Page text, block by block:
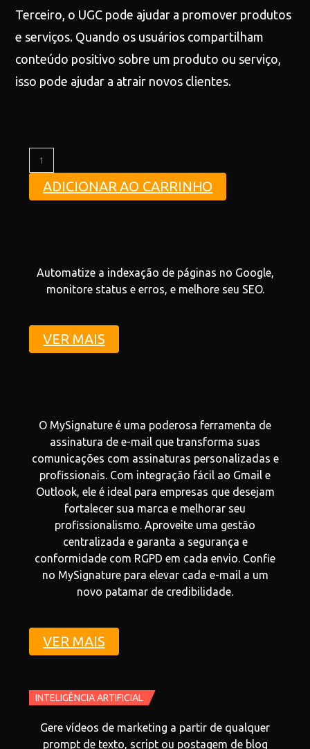
Terceiro, o UGC pode ajudar a promover produtos
e serviços. Quando os usuários compartilham
conteúdo positivo sobre um produto ou serviço,
isso pode ajudar a atrair novos clientes.
ADICIONAR AO CARRINHO
Automatize a indexação de páginas no Google,
monitore status e erros, e melhore seu SEO.
VER MAIS
O MySignature é uma poderosa ferramenta de
assinatura de e-mail que transforma suas
comunicações com assinaturas personalizadas e
profissionais. Com integração fácil ao Gmail e
Outlook, ele é ideal para empresas que desejam
fortalecer sua marca e melhorar seu
profissionalismo. Aproveite uma gestão
centralizada e garanta a segurança e
conformidade com RGPD em cada envio. Confie
no MySignature para elevar cada e-mail a um
novo patamar de credibilidade.
VER MAIS
INTELIGÊNCIA ARTIFICIAL
Gere vídeos de marketing a partir de qualquer
prompt de texto, script ou postagem de blog